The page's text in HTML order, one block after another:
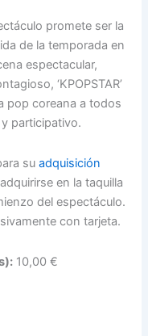
promete ser la
de la temporada en
espectacular,
‘KPOPSTAR’
pop coreana a todos
participativo.
suadquisición
en la taquilla
del espectáculo.
con tarjeta.
10,00 €